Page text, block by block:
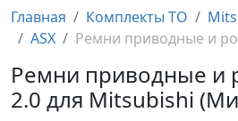
Главная Комплекты ТО
ASX
Ремни приводные и
Ремни приводные и
2.0 для Mitsubishi